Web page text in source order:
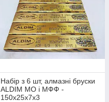
Набір з 6 шт, алмазні бруски
ALDIM МО і МФФ -
150х25х7х3